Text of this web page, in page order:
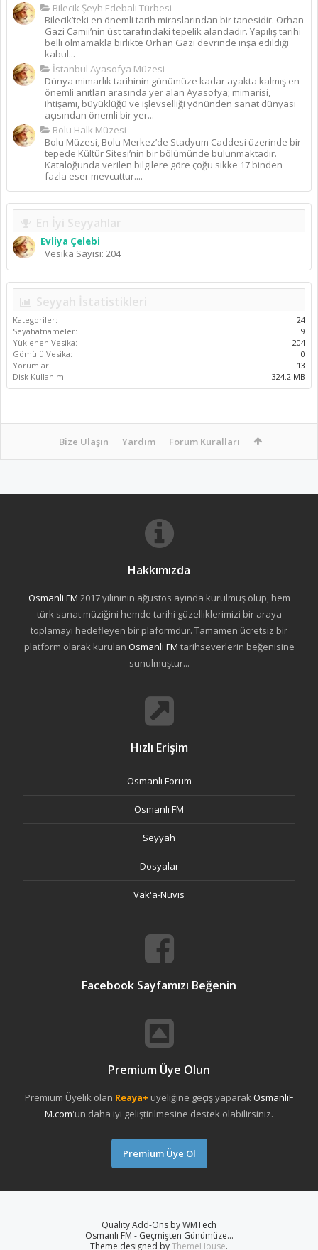
Bilecik Şeyh Edebali Türbesi
Bilecik’teki en önemli tarih miraslarından bir tanesidir. Orhan
Gazi Camii’nin üst tarafındaki tepelik alandadır. Yapılış tarihi
belli olmamakla birlikte Orhan Gazi devrinde inşa edildiği
kabul...
İstanbul Ayasofya Müzesi
Dünya mimarlık tarihinin günümüze kadar ayakta kalmış en
önemli anıtları arasında yer alan Ayasofya; mimarisi,
ihtişamı, büyüklüğü ve işlevselliği yönünden sanat dünyası
açısından önemli bir yer...
Bolu Halk Müzesi
Bolu Müzesi, Bolu Merkez’de Stadyum Caddesi üzerinde bir
tepede Kültür Sitesi’nin bir bölümünde bulunmaktadır.
Kataloğunda verilen bilgilere göre çoğu sikke 17 binden
fazla eser mevcuttur....
En İyi Seyyahlar
Evliya Çelebi
Vesika Sayısı: 204
Seyyah İstatistikleri
Kategoriler:
24
Seyahatnameler:
9
Yüklenen Vesika:
204
Gömülü Vesika:
0
Yorumlar:
13
Disk Kullanımı:
324.2 MB
Bize Ulaşın Yardım Forum Kuralları
Hakkımızda
Osmanli FM 2017 yılınının ağustos ayında kurulmuş olup, hem
türk sanat müziğini hemde tarihi güzelliklerimizi bir araya
toplamayı hedefleyen bir plaformdur. Tamamen ücretsiz bir
platform olarak kurulan Osmanli FM tarihseverlerin beğenisine
sunulmuştur...
Hızlı Erişim
Osmanlı Forum
Osmanlı FM
Seyyah
Dosyalar
Vak'a-Nüvis
Facebook Sayfamızı Beğenin
Premium Üye Olun
Premium Üyelik olan Reaya+ üyeliğine geçiş yaparakOsmanliF
M.com'un daha iyi geliştirilmesine destek olabilirsiniz.
Premium Üye Ol
Quality Add-Ons by WMTech
Osmanlı FM - Geçmişten Günümüze...
Theme designed byThemeHouse.